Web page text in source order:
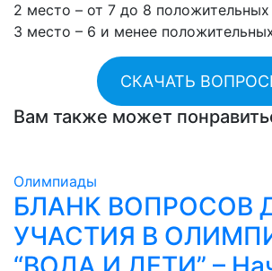
2 место – от 7 до 8 положительных
3 место – 6 и менее
СКАЧАТЬ
Вам также может
Олимпиады
БЛАНК ВОПРОСОВ
УЧАСТИЯ В